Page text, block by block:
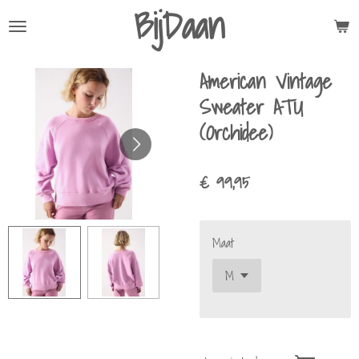
direct
hoofdinhoud
BijDaan
American Vintage
Sweater ATU
(Orchidee)
€ 99,95
Maat